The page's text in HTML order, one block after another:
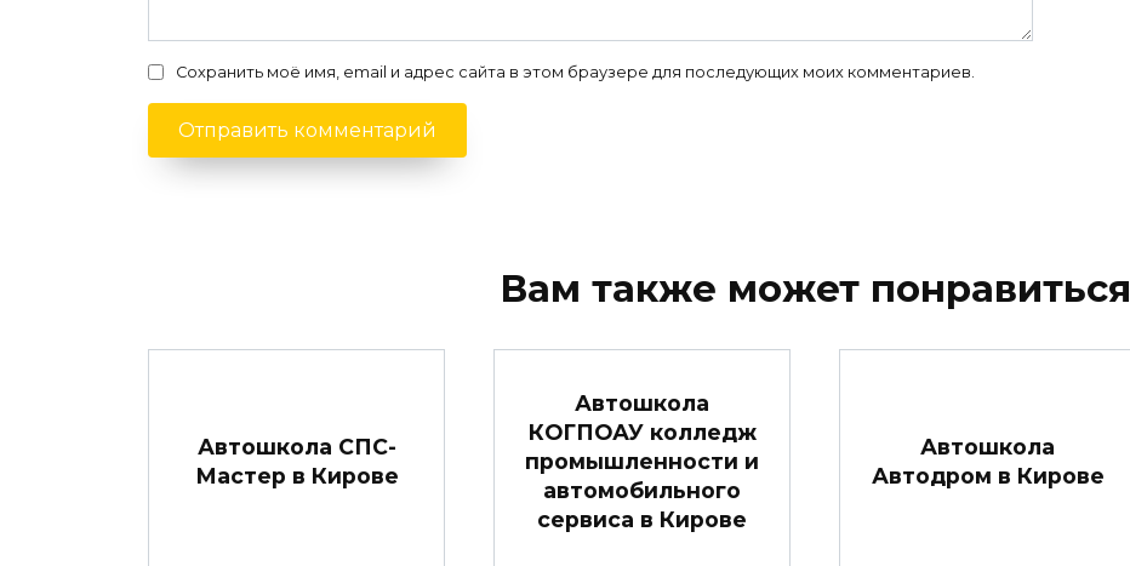
Сохранить моё имя, email и адрес сайта в этом браузере для последующих моих комментариев.
Вам также может понравиться
Автошкола СПС-
Мастер в Кирове
Автошкола
КОГПОАУ колледж
промышленности и
автомобильного
сервиса в Кирове
Автошкола
Автодром в Кирове